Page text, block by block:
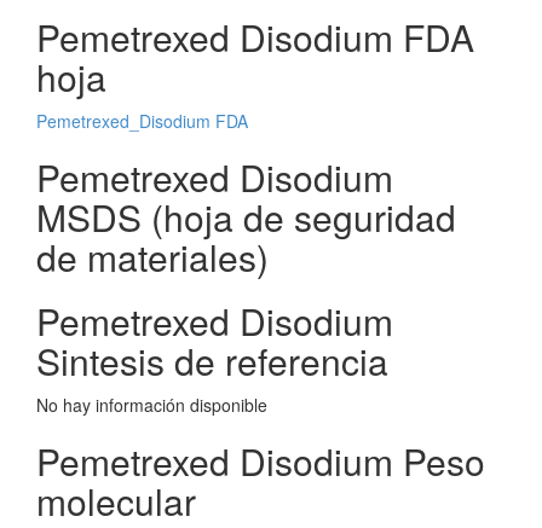
Pemetrexed Disodium FDA
hoja
Pemetrexed_Disodium FDA
Pemetrexed Disodium
MSDS (hoja de seguridad
de materiales)
Pemetrexed Disodium
Sintesis de referencia
No hay información disponible
Pemetrexed Disodium Peso
molecular